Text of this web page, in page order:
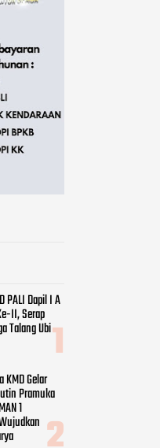
PALI Dapil I A
II, Serap
Talang Ubi
KMD Gelar
Pramuka
1